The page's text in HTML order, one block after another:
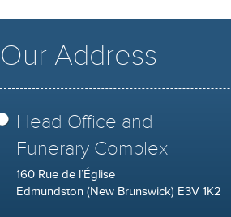
Our Address
Head Office and
Funerary Complex
160 Rue de l’Église
Edmundston (New Brunswick) E3V 1K2